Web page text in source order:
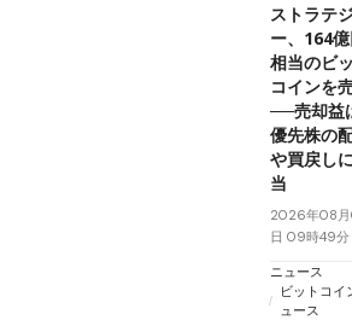
ストラテ
ー、164
相当のビ
コインを
──売却益
優先株の
や買戻し
当
2026年08
日 09時49分
ニュース
ビットコイ
ュース